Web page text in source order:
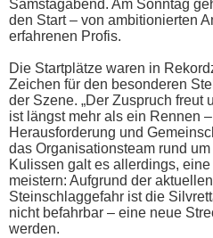
Samstagabend. Am Sonntag
den Start – von ambitionierten
erfahrenen Profis.
Die Startplätze waren in
Zeichen für den besonderen
der Szene. „Der Zuspruch freut
ist längst mehr als ein Rennen
Herausforderung und
das Organisationsteam rund
Kulissen galt es allerdings,
meistern: Aufgrund der
Steinschlaggefahr ist die
nicht befahrbar – eine neue
werden.